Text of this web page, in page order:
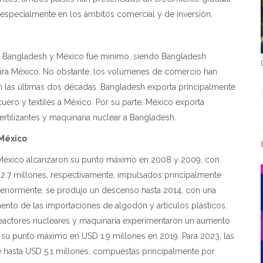
en los ámbitos comercial y de inversión.
y México fue mínimo, siendo Bangladesh
México. No obstante, los volúmenes de comercio han
últimas dos décadas. Bangladesh exporta principalmente
y textiles a México. Por su parte, México exporta
y maquinaria nuclear a Bangladesh.
alcanzaron su punto máximo en 2008 y 2009, con
millones, respectivamente, impulsados principalmente
se produjo un descenso hasta 2014, con una
de las importaciones de algodón y artículos plásticos.
nucleares y maquinaria experimentaron un aumento
punto máximo en USD 1.9 millones en 2019. Para 2023, las
USD 5.1 millones, compuestas principalmente por